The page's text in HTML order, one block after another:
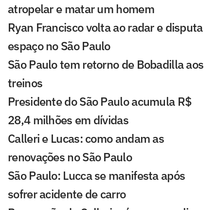
atropelar e matar um homem
Ryan Francisco volta ao radar e disputa
espaço no São Paulo
São Paulo tem retorno de Bobadilla aos
treinos
Presidente do São Paulo acumula R$
28,4 milhões em dívidas
Calleri e Lucas: como andam as
renovações no São Paulo
São Paulo: Lucca se manifesta após
sofrer acidente de carro